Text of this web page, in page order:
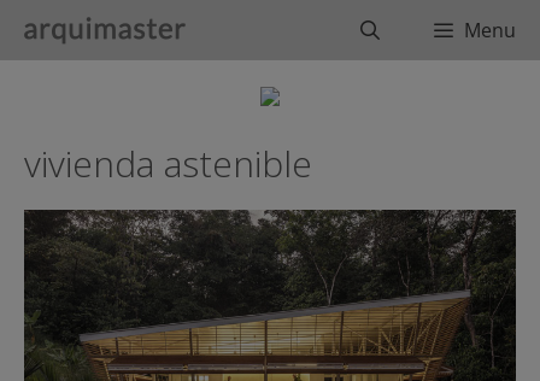
BuscarMenu
vivienda astenible